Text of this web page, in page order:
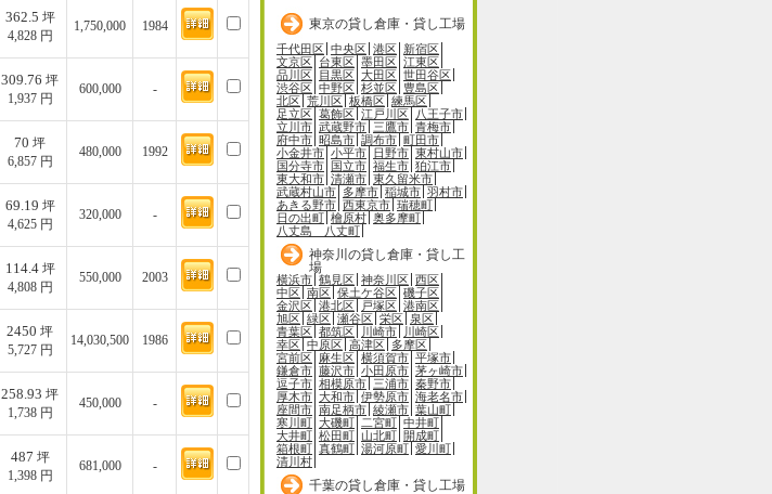
東京の貸し倉庫・貸し工場
千代田区 中央区 港区 新宿区
文京区 台東区 墨田区 江東区
品川区 目黒区 大田区 世田谷区
渋谷区 中野区 杉並区 豊島区
北区 荒川区 板橋区 練馬区
足立区 葛飾区 江戸川区
八王子市
立川市 武蔵野市 三鷹市 青梅市
府中市 昭島市 調布市 町田市
小金井市 小平市 日野市 東村山市
国分寺市
国立市 福生市 狛江市
東大和市 清瀬市 東久留米市
武蔵村山市 多摩市 稲城市 羽村市
あきる野市 西東京市 瑞穂町
日の出町 檜原村 奥多摩町
八丈島 八丈町
神奈川の貸し倉庫・貸し工
場
横浜市 鶴見区 神奈川区 西区
中区 南区 保土ケ谷区 磯子区
金沢区 港北区 戸塚区 港南区
旭区 緑区 瀬谷区 栄区 泉区
青葉区 都筑区 川崎市
川崎区
幸区 中原区 高津区 多摩区
宮前区 麻生区 横須賀市 平塚市
鎌倉市 藤沢市 小田原市 茅ヶ崎市
逗子市 相模原市 三浦市 秦野市
厚木市 大和市 伊勢原市 海老名市
座間市 南足柄市 綾瀬市 葉山町
寒川町 大磯町 二宮町 中井町
大井町 松田町 山北町 開成町
箱根町 真鶴町 湯河原町 愛川町
清川村
千葉の貸し倉庫・貸し工場
362.5 坪
4,828 円
1,750,000 1984
309.76 坪
1,937 円
600,000 -
70 坪
6,857 円
480,000 1992
69.19 坪
4,625 円
320,000 -
114.4坪
4,808 円
550,000 2003
2450 坪
5,727 円
14,030,500 1986
258.93 坪
1,738 円
450,000 -
487 坪
1,398 円
681,000 -